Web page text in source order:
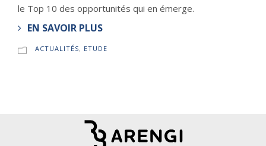
le Top 10 des opportunités qui en émerge.
EN SAVOIR PLUS
ACTUALITÉS, ETUDE